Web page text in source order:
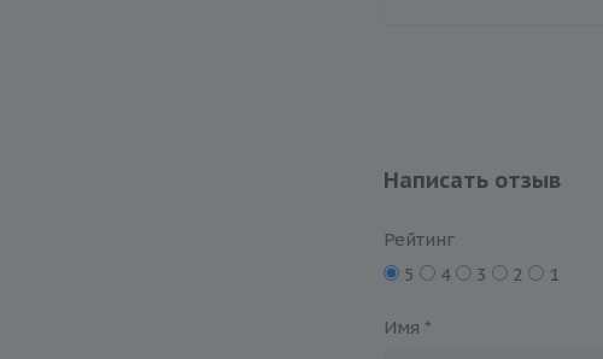
Написать отзыв
Рейтинг
5
4 3 2 1
Имя *